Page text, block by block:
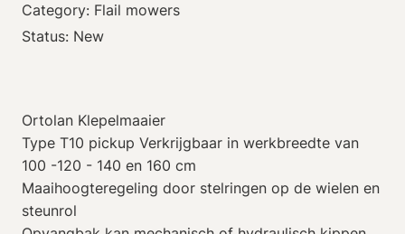
Category: Flail mowers
Status: New
Ortolan Klepelmaaier
Type T10 pickup Verkrijgbaar in werkbreedte van
100 -120 - 140 en 160 cm
Maaihoogteregeling door stelringen op de wielen en
steunrol